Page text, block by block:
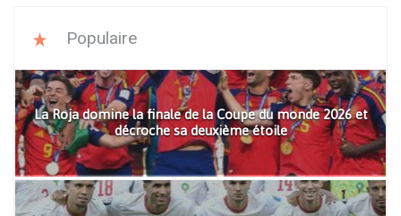
Populaire
La Roja domine la finale de la Coupe du monde 2026 et
décroche sa deuxième étoile